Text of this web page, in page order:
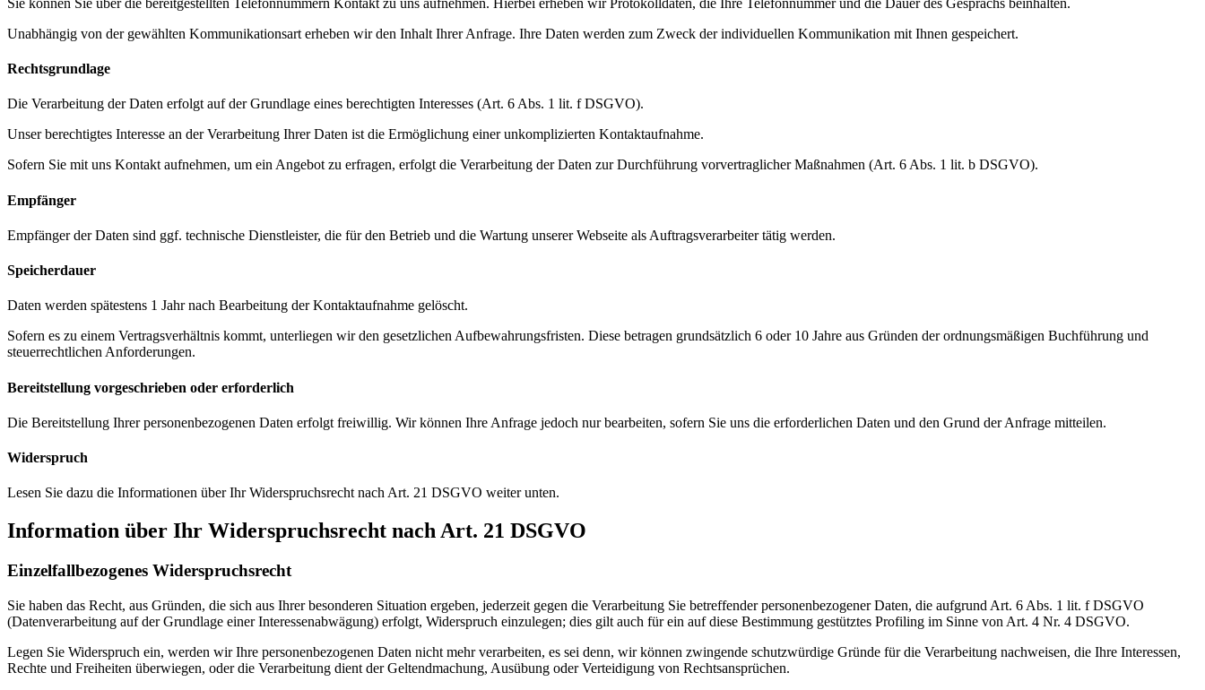
Unabhängig von der gewählten Kommunikationsart erheben wir den Inhalt Ihrer Anfrage. Ihre Daten werden zum Zweck der individuellen Kommunikation mit Ihnen gespeichert.
Rechtsgrundlage
Die Verarbeitung der Daten erfolgt auf der Grundlage eines berechtigten Interesses (Art. 6 Abs. 1 lit. f DSGVO).
Unser berechtigtes Interesse an der Verarbeitung Ihrer Daten ist die Ermöglichung einer unkomplizierten Kontaktaufnahme.
Sofern Sie mit uns Kontakt aufnehmen, um ein Angebot zu erfragen, erfolgt die Verarbeitung der Daten zur Durchführung vorvertraglicher Maßnahmen (Art. 6 Abs. 1 lit. b DSGVO).
Empfänger
Empfänger der Daten sind ggf. technische Dienstleister, die für den Betrieb und die Wartung unserer Webseite als Auftragsverarbeiter tätig werden.
Speicherdauer
Daten werden spätestens 1 Jahr nach Bearbeitung der Kontaktaufnahme gelöscht.
Sofern es zu einem Vertragsverhältnis kommt, unterliegen wir den gesetzlichen Aufbewahrungsfristen. Diese betragen grundsätzlich 6 oder 10 Jahre aus Gründen der ordnungsmäßigen Buchführung und
steuerrechtlichen Anforderungen.
Bereitstellung vorgeschrieben oder erforderlich
Die Bereitstellung Ihrer personenbezogenen Daten erfolgt freiwillig. Wir können Ihre Anfrage jedoch nur bearbeiten, sofern Sie uns die erforderlichen Daten und den Grund der Anfrage mitteilen.
Widerspruch
Lesen Sie dazu die Informationen über Ihr Widerspruchsrecht nach Art. 21 DSGVO weiter unten.
Information über Ihr Widerspruchsrecht nach Art. 21 DSGVO
Einzelfallbezogenes Widerspruchsrecht
Sie haben das Recht, aus Gründen, die sich aus Ihrer besonderen Situation ergeben, jederzeit gegen die Verarbeitung Sie betreffender personenbezogener Daten, die aufgrund Art. 6 Abs. 1 lit. f DSGVO
(Datenverarbeitung auf der Grundlage einer Interessenabwägung) erfolgt, Widerspruch einzulegen; dies gilt auch für ein auf diese Bestimmung gestütztes Profiling im Sinne von Art. 4 Nr. 4 DSGVO.
Legen Sie Widerspruch ein, werden wir Ihre personenbezogenen Daten nicht mehr verarbeiten, es sei denn, wir können zwingende schutzwürdige Gründe für die Verarbeitung nachweisen, die Ihre Interessen,
Rechte und Freiheiten überwiegen, oder die Verarbeitung dient der Geltendmachung, Ausübung oder Verteidigung von Rechtsansprüchen.